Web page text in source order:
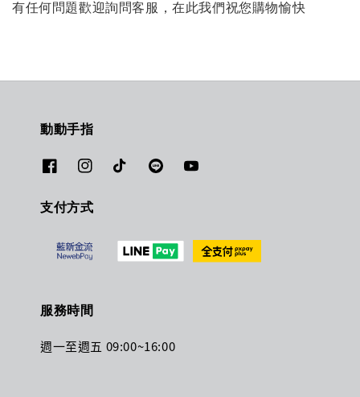
有任何問題歡迎詢問客服，在此我們祝您購物愉快
動動手指
支付方式
服務時間
週一至週五 09:00~16:00